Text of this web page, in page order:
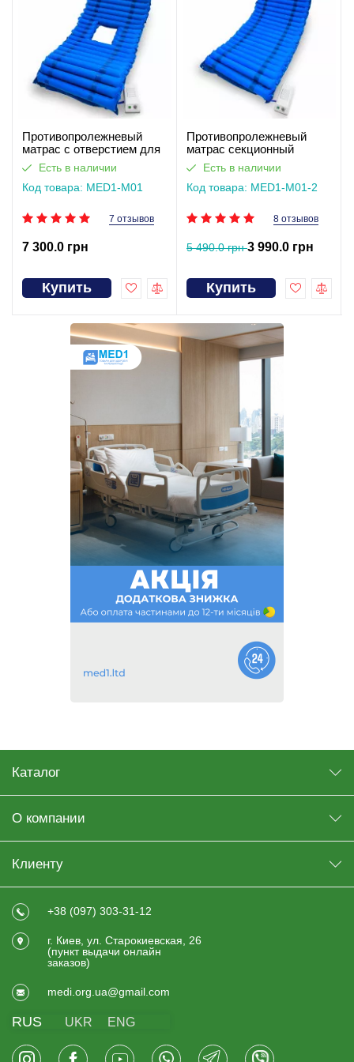
Противопролежневый
матрас c отверстием для
туалета MED1-M01
Есть в наличии
Код товара: MED1-M01
7 отзывов
7 300.0 грн
Купить
Противопролежневый
матрас секционный
MED1-M01
Есть в наличии
Код товара: MED1-M01-2
8 отзывов
5 490.0 грн3 990.0 грн
Купить
Каталог
О компании
Клиенту
+38 (097) 303-31-12
г. Киев, ул. Старокиевская, 26
(пункт выдачи онлайн
заказов)
medi.org.ua@gmail.com
RUS UKR ENG